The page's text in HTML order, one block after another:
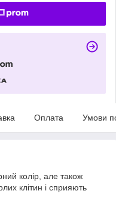
Оплата Умови
колір, але також
клітин і сприяють